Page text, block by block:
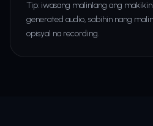
Tip: iwasang malinlang ang
generated audio, sabihin nang
opisyal na recording.